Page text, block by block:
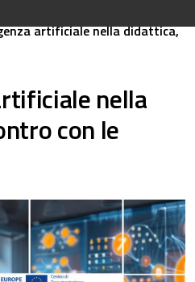
artificiale nella didattica,
nella
con le